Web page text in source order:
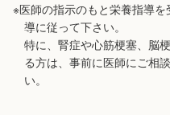
※医師の指示のもと栄養指導
導に従って下さい。
特に、腎症や心筋梗塞、脳
る方は、事前に医師にご相
い。